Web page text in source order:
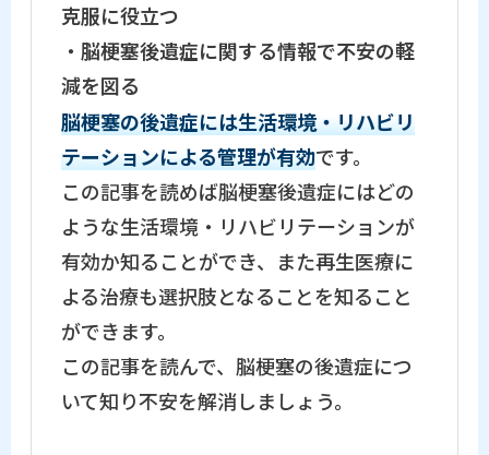
克服に役立つ
・ 脳梗塞後遺症に関する情報で不安の軽
減を図る
脳梗塞の後遺症には生活環境・リハビリ
テーションによる管理が有効です。
この記事を読めば脳梗塞後遺症にはどの
ような生活環境・リハビリテーションが
有効か知ることができ、また再生医療に
よる治療も選択肢となることを知ること
ができます。
この記事を読んで、脳梗塞の後遺症につ
いて知り不安を解消しましょう。